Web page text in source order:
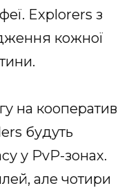
Explorers з
кожної
на кооператив
будуть
у PvP-зонах.
але чотири